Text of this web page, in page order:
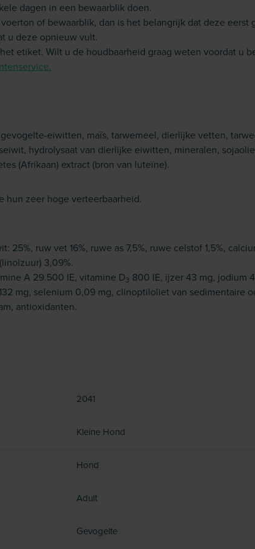
dagen in een bewaarblik doen.
of bewaarblik, dan is het belangrijk dat deze eerst
u deze opnieuw vult.
etiket. Wilt u de houdbaarheid graag weten voordat u
eiwitten, maïs, tarwemeel, dierlijke vetten,
hydrolysaat van dierlijke eiwitten, mineralen,
(Afrikaan) extract (bron van luteïne).
hun zeer hoge verteerbaarheid.
25%, ruw vet 16%, ruwe as 7,5%, ruwe celstof 1,5%,
3,09%.
A 29.500 IE, vitamine D3 800 IE, ijzer 43 mg, jodium
mg, selenium 0,09 mg, clinoptiloliet van sedimentaire
antioxidanten.
2041
Kleine Hond
Hond
Adult
Gevogelte